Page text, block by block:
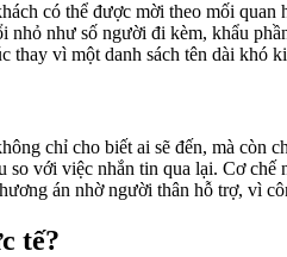
có thể được mời theo mối
như số người đi kèm, khẩu
thay vì một danh sách tên dài khó
chỉ cho biết ai sẽ đến, mà
với việc nhắn tin qua lại. Cơ
án nhờ người thân hỗ trợ, vì
tế?